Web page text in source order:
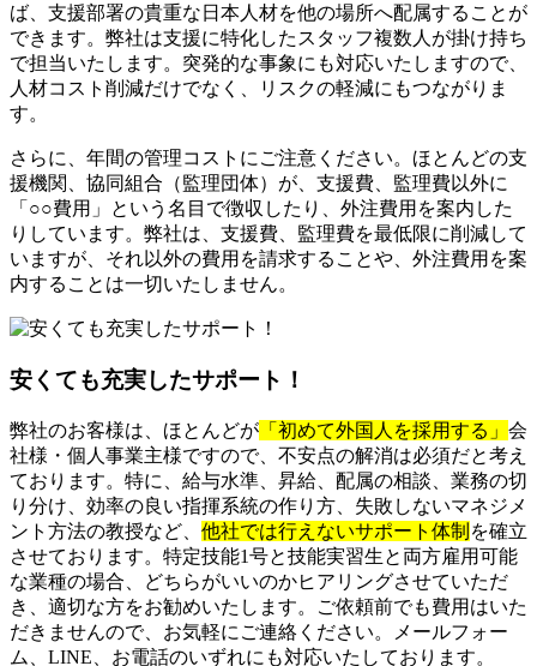
ば、支援部署の貴重な日本人材を他の場所へ配属することが
できます。弊社は支援に特化したスタッフ複数人が掛け持ち
で担当いたします。突発的な事象にも対応いたしますので、
人材コスト削減だけでなく、リスクの軽減にもつながりま
す。
さらに、年間の管理コストにご注意ください。ほとんどの支
援機関、協同組合（監理団体）が、支援費、監理費以外に
「○○費用」という名目で徴収したり、外注費用を案内した
りしています。弊社は、支援費、監理費を最低限に削減して
いますが、それ以外の費用を請求することや、外注費用を案
内することは一切いたしません。
安くても充実したサポート！
弊社のお客様は、ほとんどが 「初めて外国人を採用する」 会
社様・個人事業主様ですので、不安点の解消は必須だと考え
ております。特に、給与水準、昇給、配属の相談、業務の切
り分け、効率の良い指揮系統の作り方、失敗しないマネジメ
ント方法の教授など、 他社では行えないサポート体制 を確立
させております。特定技能1号と技能実習生と両方雇用可能
な業種の場合、どちらがいいのかヒアリングさせていただ
き、適切な方をお勧めいたします。ご依頼前でも費用はいた
だきませんので、お気軽にご連絡ください。メールフォー
ム、LINE、お電話のいずれにも対応いたしております。